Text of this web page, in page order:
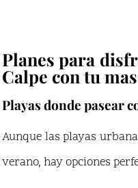
Planes para
Calpe con tu
Playas donde pasear
Aunque las playas
verano, hay opciones